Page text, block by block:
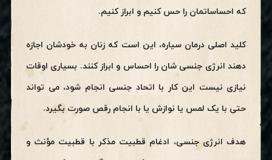
که احساساتمان را حس کنیم و ابراز کنیم.
کلید اصلی درمان سیاره، این است که زنان به خودشان اجازه
دهند انرژی جنسی شان را احساس و ابراز کنند. بسیاری اوقات
نیازی نیست این کار با اتحاد جنسی انجام شود، می تواند
حتی با یک لمس یا نوازش یا با انجام رقص صورت بگیرد.
هدف انرژی جنسی، ادغام قطبیت مذکر با قطبیت مؤنث و